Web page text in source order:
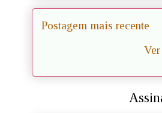
Postagem mais recente